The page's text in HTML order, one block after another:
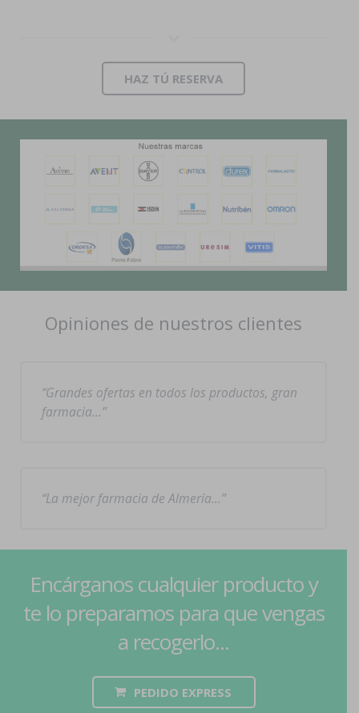
HAZ TÚ RESERVA
Opiniones de nuestros clientes
Grandes ofertas en todos los productos, gran
farmacia…
La mejor farmacia de Almería…
Encárganos cualquier producto y
te lo preparamos para que vengas
a recogerlo...
PEDIDO EXPRESS